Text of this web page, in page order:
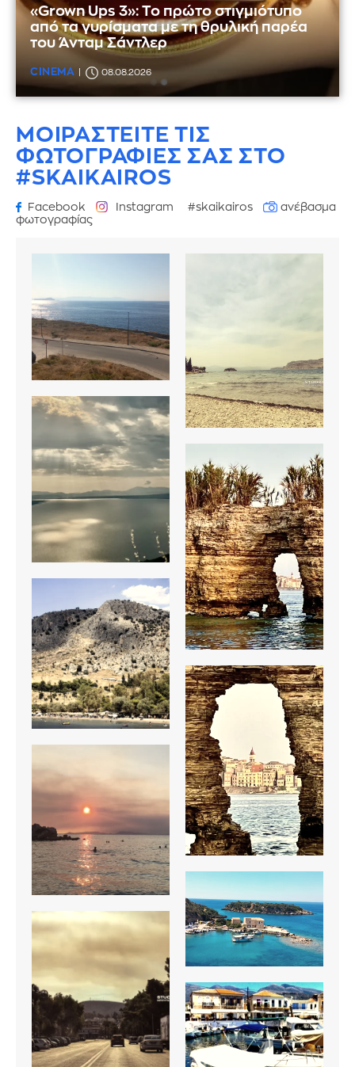
«Grown Ups 3»: Το πρώτο στιγμιότυπο
από τα γυρίσματα με τη θρυλική παρέα
του Άνταμ Σάντλερ
CINEMA 08.08.2026
ΜΟΙΡΑΣΤΕΙΤΕ ΤΙΣ
ΦΩΤΟΓΡΑΦΙΕΣ ΣΑΣ ΣΤΟ
#SKAIKAIROS
Facebook Instagram #skaikairos
ανέβασμα
φωτογραφίας